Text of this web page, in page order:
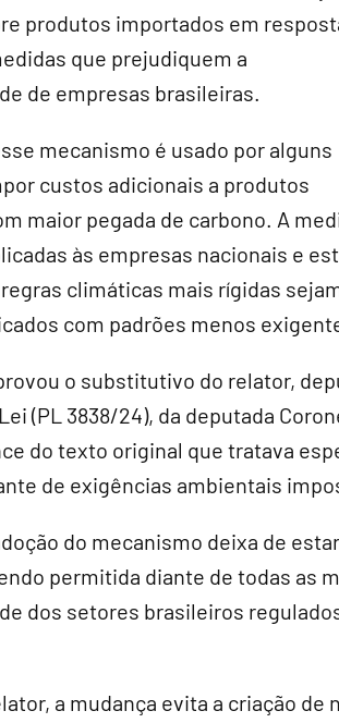
produtos importados em
que prejudiquem a
de empresas brasileiras.
mecanismo é usado por alguns
custos adicionais a produtos
maior pegada de carbono. A
às empresas nacionais e
climáticas mais rígidas
com padrões menos
o substitutivo do relator,
(PL 3838/24), da deputada
do texto original que tratava
de exigências ambientais
do mecanismo deixa de
permitida diante de todas as
dos setores brasileiros
a mudança evita a criação de